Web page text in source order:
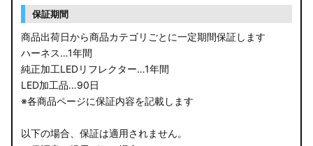
保証期間
商品出荷日から商品カテゴリごとに一定期間保証します
ハーネス…1年間
純正加工LEDリフレクター…1年間
LED加工品…90日
※各商品ページに保証内容を記載します
以下の場合、保証は適用されません。